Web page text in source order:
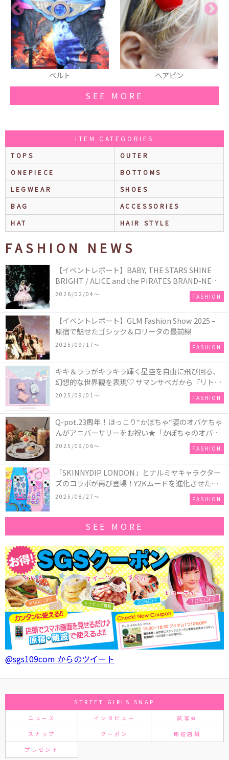
ベルト ヘアピン
SEE MORE
ITEM CATEGORIES
TOPS
OUTER
ONEPIECE
BOTTOMS
LEGWEAR
SHOES
BAG
ACCESSORIES
HAT
HAIR STYLE
FASHION NEWS
【イベントレポート】BABY, THE STARS SHINE
BRIGHT / ALICE and the PIRATES BRAND-NEW
COLLECTION in TOKYO
2026/02/04〜 FASHION
【イベントレポート】GLM Fashion Show 2025 –
原宿で魅せたゴシック＆ロリータの最前線
2025/09/17〜 FASHION
キキ＆ララがキラキラ輝く星空を自由に飛び回る、
幻想的な世界観を表現♡ サマンサベガから『リトル
ツインスターズ』50周年アニバーサリーイヤー』を
2025/09/01〜 FASHION
Q-pot.23周年！ほっこり“かぼちゃ“姿のオバケちゃ
んがアニバーサリーをお祝い★「かぼちゃのオバケ
ーキアクセサリー」が新発売！Q-pot CAFE.では
「かぼちゃのオバケーキプレート」も登場
2025/09/06〜 FASHION
「SKINNYDIP LONDON」とナルミヤキャラクター
ズのコラボが再び登場！Y2Kムードを進化させた新
作コレクションを発売♪
2025/08/27〜 FASHION
SEE MORE
@sgs109com からのツイート
STREET GIRLS SNAP
ニュース インタビュー 試写会
スナップ クーポン 原宿店舗
プレゼント